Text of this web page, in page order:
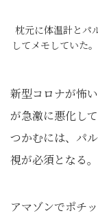
枕元に体温計とパ
してメモしていた
新型コロナが怖
が急激に悪化し
つかむには、パ
視が必須となる。
アマゾンでポチ